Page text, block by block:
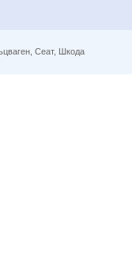
Сеат, Шкода